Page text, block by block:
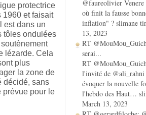
protectrice
1960 et faisait
est dans un
tôles ondulées
lézarde. Cela
plus
la zone de
décidé, sans
prévue pour le
@faureolivier
où finit la fausse
inflation" ? slimane
13, 2023
RT
serai...
RT
l'invité de
évoquer la nouvelle
l'hebdo des Haut…
March 13, 2023